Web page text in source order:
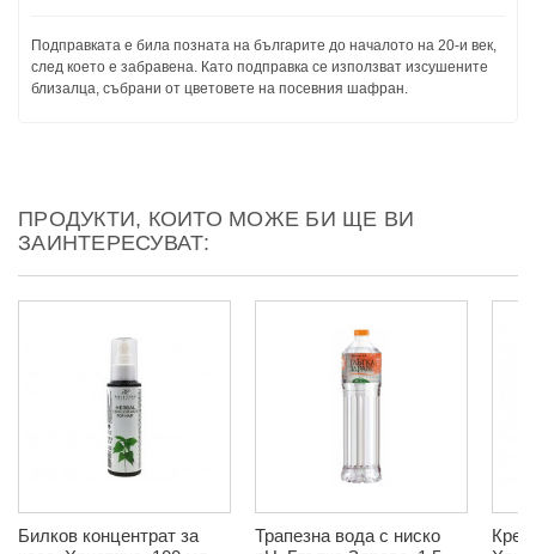
Подправката е била позната на българите до началото на 20-и век,
след което е забравена. Като подправка се използват изсушените
близалца, събрани от цветовете на посевния шафран.
ПРОДУКТИ, КОИТО МОЖЕ БИ ЩЕ ВИ
ЗАИНТЕРЕСУВАТ:
Билков концентрат за
Трапезна вода с ниско